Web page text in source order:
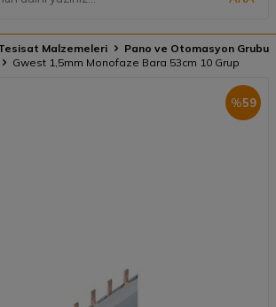
Malzemeleri
Pano ve Otomasyon Grubu
Gwest 1,5mm Monofaze Bara 53cm 10 Grup
%59